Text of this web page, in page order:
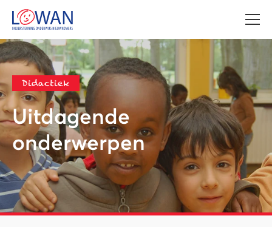
Didactiek
Uitdagende
onderwerpen